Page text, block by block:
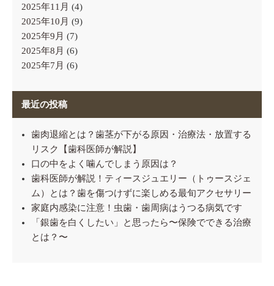
2025年11月 (4)
2025年10月 (9)
2025年9月 (7)
2025年8月 (6)
2025年7月 (6)
最近の投稿
歯肉退縮とは？歯茎が下がる原因・治療法・放置する
リスク【歯科医師が解説】
口の中をよく噛んでしまう原因は？
歯科医師が解説！ティースジュエリー（トゥースジェ
ム）とは？歯を傷つけずに楽しめる最旬アクセサリー
家庭内感染に注意！虫歯・歯周病はうつる病気です
「銀歯を白くしたい」と思ったら〜保険でできる治療
とは？〜